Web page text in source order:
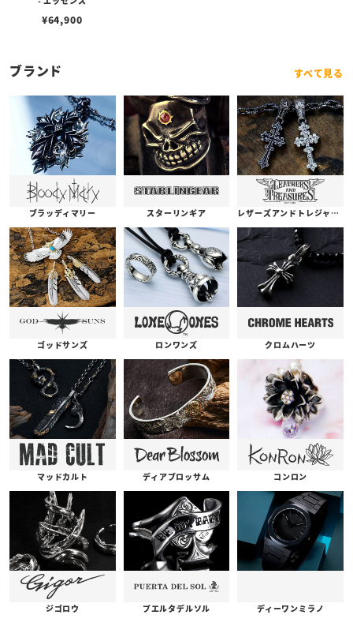
¥64,900
ブランド すべて見る
ブラッディマリー スターリンギア レザーズアンドトレジャーズ
ゴッドサンズ ロンワンズ クロムハーツ
マッドカルト ディアブロッサム コンロン
ジゴロウ プエルタデルソル ディーワンミラノ